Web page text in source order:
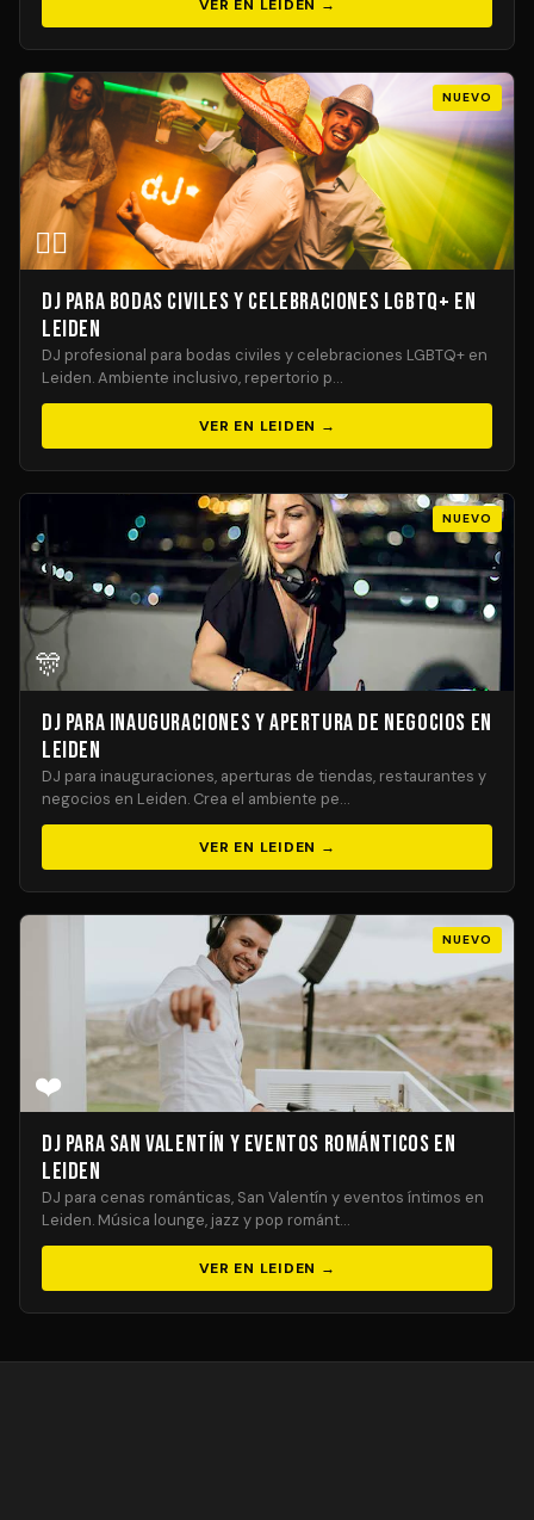
VER EN LEIDEN →
NUEVO
🏳️‍🌈
DJ para Bodas Civiles y Celebraciones LGBTQ+ en
Leiden
DJ profesional para bodas civiles y celebraciones LGBTQ+ en
Leiden. Ambiente inclusivo, repertorio p…
VER EN LEIDEN →
NUEVO
🎊
DJ para Inauguraciones y Apertura de Negocios en
Leiden
DJ para inauguraciones, aperturas de tiendas, restaurantes y
negocios en Leiden. Crea el ambiente pe…
VER EN LEIDEN →
NUEVO
❤️
DJ para San Valentín y Eventos Románticos en
Leiden
DJ para cenas románticas, San Valentín y eventos íntimos en
Leiden. Música lounge, jazz y pop románt…
VER EN LEIDEN →